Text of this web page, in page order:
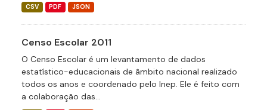
CSV PDF JSON
Censo Escolar 2011
O Censo Escolar é um levantamento de dados
estatístico-educacionais de âmbito nacional realizado
todos os anos e coordenado pelo Inep. Ele é feito com
a colaboração das...